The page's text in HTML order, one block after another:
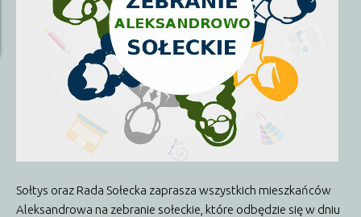
Sołtys oraz Rada Sołecka zaprasza wszystkich mieszkańców
Aleksandrowa na zebranie sołeckie, które odbędzie się w dniu